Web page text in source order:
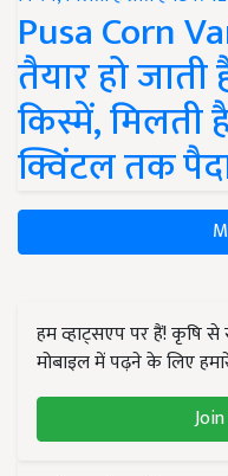
Pusa Corn
तैयार हो
किस्में, मिलती
क्विंटल तक
हम व्हाट्सएप पर हैं! कृषि
मोबाइल में पढ़ने के लिए